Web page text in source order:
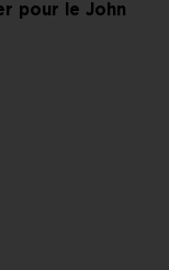
pour le John